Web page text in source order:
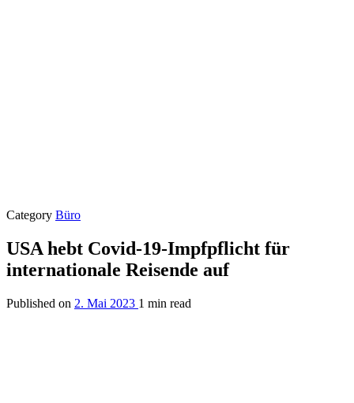
Category Büro
USA hebt Covid-19-Impfpflicht für
internationale Reisende auf
Published on 2. Mai 2023 1 min read